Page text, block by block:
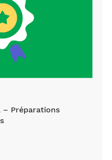
– Préparations